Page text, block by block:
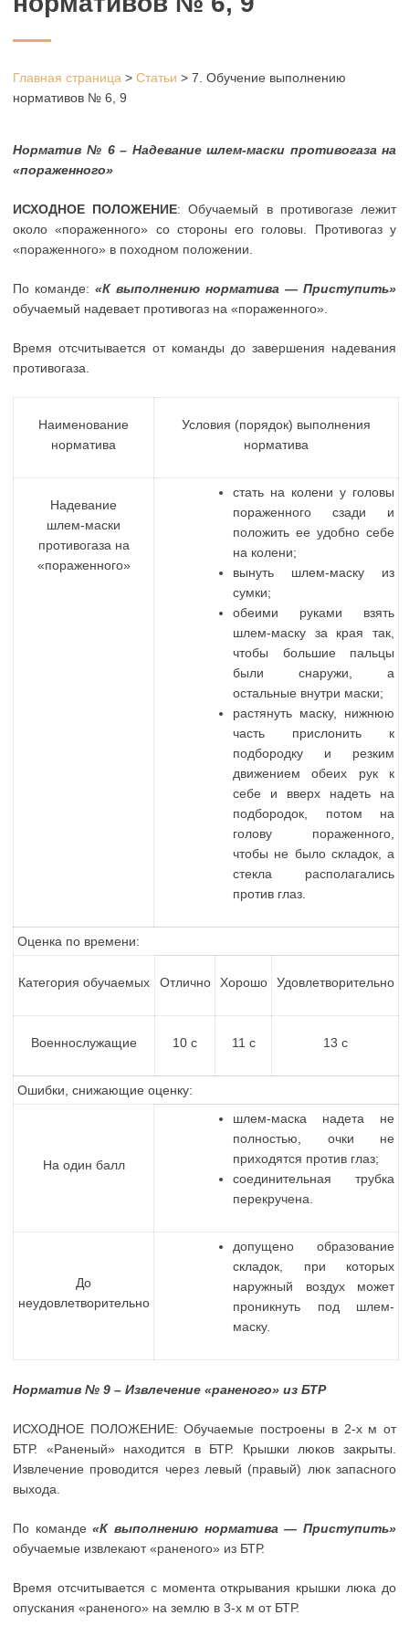
Главная страница > Статьи > 7. Обучение выполнению
нормативов № 6, 9
Норматив № 6 – Надевание шлем-маски противогаза на
«пораженного»
ИСХОДНОЕ ПОЛОЖЕНИЕ: Обучаемый в противогазе лежит
около «пораженного» со стороны его головы. Противогаз у
«пораженного» в походном положении.
По команде: «К выполнению норматива — Приступить»
обучаемый надевает противогаз на «пораженного».
Время отсчитывается от команды до завершения надевания
противогаза.
Наименование
норматива
Условия (порядок) выполнения
норматива
Надевание
шлем-маски
противогаза на
«пораженного»
стать на колени у головы
пораженного сзади и
положить ее удобно себе
на колени;
вынуть шлем-маску из
сумки;
обеими руками взять
шлем-маску за края так,
чтобы большие пальцы
были снаружи, а
остальные внутри маски;
растянуть маску, нижнюю
часть прислонить к
подбородку и резким
движением обеих рук к
себе и вверх надеть на
подбородок, потом на
голову пораженного,
чтобы не было складок, а
стекла располагались
против глаз.
Оценка по времени:
Категория обучаемых Отлично Хорошо Удовлетворительно
Военнослужащие 10 с 11 с 13 с
Ошибки, снижающие оценку:
На один балл
шлем-маска надета не
полностью, очки не
приходятся против глаз;
соединительная трубка
перекручена.
До
неудовлетворительно
допущено образование
складок, при которых
наружный воздух может
проникнуть под шлем-
маску.
Норматив № 9 – Извлечение «раненого» из БТР
ИСХОДНОЕ ПОЛОЖЕНИЕ: Обучаемые построены в 2-х м от
БТР. «Раненый» находится в БТР. Крышки люков закрыты.
Извлечение проводится через левый (правый) люк запасного
выхода.
По команде«К выполнению норматива — Приступить»
обучаемые извлекают «раненого» из БТР.
Время отсчитывается с момента открывания крышки люка до
опускания «раненого» на землю в 3-х м от БТР.